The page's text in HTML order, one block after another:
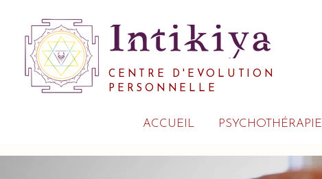
CENTRE D'EVOLUTION
PERSONNELLE
ACCUEIL PSYCHOTHÉRAPIE